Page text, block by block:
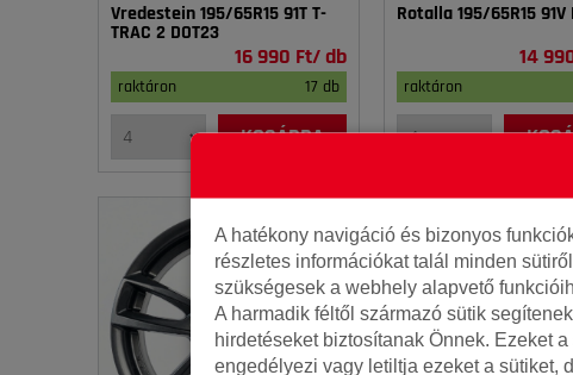
Vredestein 195/65R15 91T T-
TRAC 2 DOT23
16 990 Ft/ db
raktáron 17 db
KOSÁRBA
Rotalla 195/65R15 91V
14
raktáron
A hatékony navigáció és bizonyos
részletes információkat talál minden
szükségesek a webhely alapvető
A harmadik féltől származó sütik
hirdetéseket biztosítanak Önnek. Ezeket
engedélyezi vagy letiltja ezeket a sütiket,